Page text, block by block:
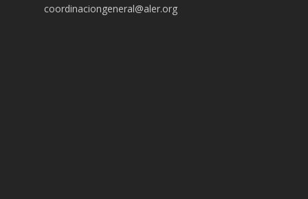
coordinaciongeneral@aler.org